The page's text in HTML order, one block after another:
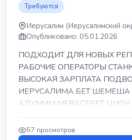
Требуются
Иерусалим (Иерусалимский
Опубликовано: 05.01.2026
ПОДХОДИТ ДЛЯ НОВЫХ
РАБОЧИЕ ОПЕРАТОРЫ
ВЫСОКАЯ ЗАРПЛАТА
ИЕРУСАЛИМА БЕТ
АДУМИМ МЕВАСЕРЕТ
ПОДАРКИ КОРПОРАТИВЫ
57 просмотров